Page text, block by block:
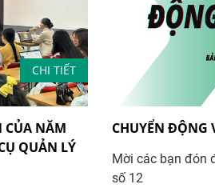
CHI TIẾT
CỦA NĂM
QUẢN LÝ
CHUYỂN ĐỘNG
Mời các bạn đón
số 12